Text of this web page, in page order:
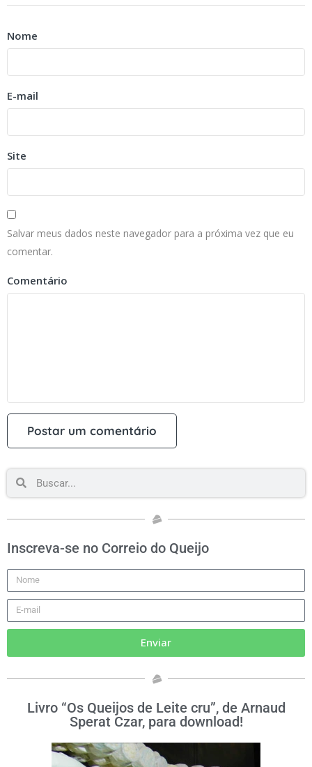
Nome
E-mail
Site
Salvar meus dados neste navegador para a próxima vez que eu
comentar.
Comentário
Inscreva-se no Correio do Queijo
Enviar
Livro “Os Queijos de Leite cru”, de Arnaud
Sperat Czar, para download!